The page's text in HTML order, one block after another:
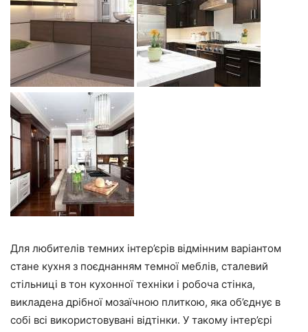
Для любителів темних інтер’єрів відмінним варіантом
стане кухня з поєднанням темної меблів, сталевий
стільниці в тон кухонної техніки і робоча стінка,
викладена дрібної мозаїчною плиткою, яка об’єднує в
собі всі використовувані відтінки. У такому інтер’єрі